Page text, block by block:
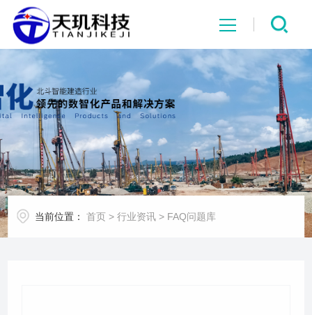
网站首页
系统中心
解决方案
项目案例
当前位置： 首页 >行业资讯 > FAQ问题库